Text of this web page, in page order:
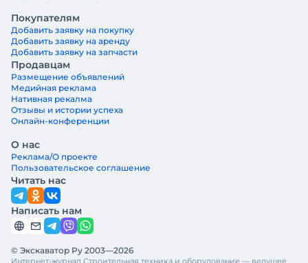
Покупателям
Добавить заявку на покупку
Добавить заявку на аренду
Добавить заявку на запчасти
Продавцам
Размещение объявлений
Медийная реклама
Нативная рекалма
Отзывы и истории успеха
Онлайн-конференции
О нас
Реклама/О проекте
Пользовательское соглашение
Читать нас
Написать нам
© Экскаватор Ру 2003—2026
Интернет-журнал Строительная техника и оборудование — ведущее